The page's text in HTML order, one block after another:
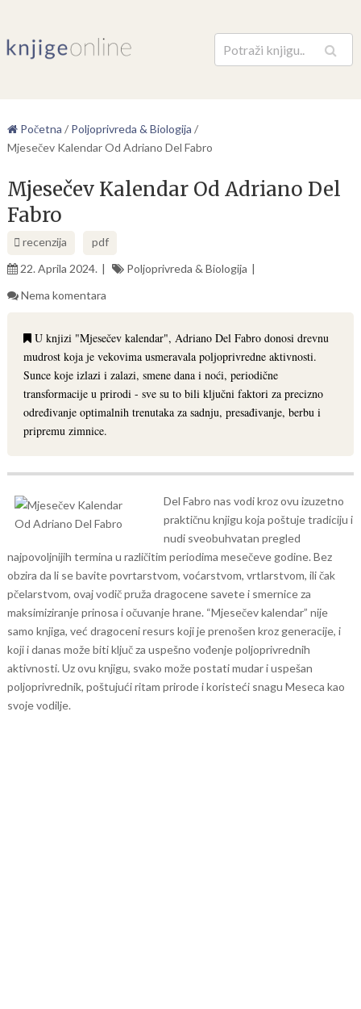
Pretraga
Početna / Poljoprivreda & Biologija /
Mjesečev Kalendar Od Adriano Del Fabro
Mjesečev Kalendar Od Adriano Del
Fabro
recenzija
pdf
22. Aprila 2024.
Poljoprivreda & Biologija
Nema komentara
U knjizi "Mjesečev kalendar", Adriano Del Fabro donosi drevnu
mudrost koja je vekovima usmeravala poljoprivredne aktivnosti.
Sunce koje izlazi i zalazi, smene dana i noći, periodične
transformacije u prirodi - sve su to bili ključni faktori za precizno
određivanje optimalnih trenutaka za sadnju, presađivanje, berbu i
pripremu zimnice.
Del Fabro nas vodi kroz ovu izuzetno
praktičnu knjigu koja poštuje tradiciju i
nudi sveobuhvatan pregled
najpovoljnijih termina u različitim periodima mesečeve godine. Bez
obzira da li se bavite povrtarstvom, voćarstvom, vrtlarstvom, ili čak
pčelarstvom, ovaj vodič pruža dragocene savete i smernice za
maksimiziranje prinosa i očuvanje hrane. “Mjesečev kalendar” nije
samo knjiga, već dragoceni resurs koji je prenošen kroz generacije, i
koji i danas može biti ključ za uspešno vođenje poljoprivrednih
aktivnosti. Uz ovu knjigu, svako može postati mudar i uspešan
poljoprivrednik, poštujući ritam prirode i koristeći snagu Meseca kao
svoje vodilje.